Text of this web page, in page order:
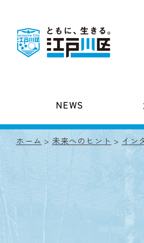
NEWS
ホーム > 未来へのヒント > イン